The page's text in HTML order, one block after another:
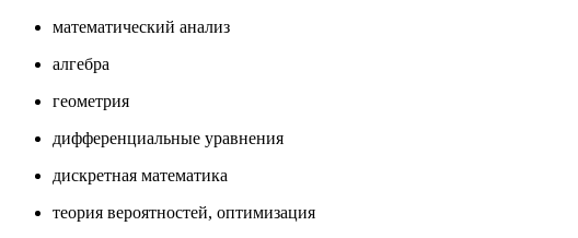
математический анализ
алгебра
геометрия
дифференциальные уравнения
дискретная математика
теория вероятностей, оптимизация